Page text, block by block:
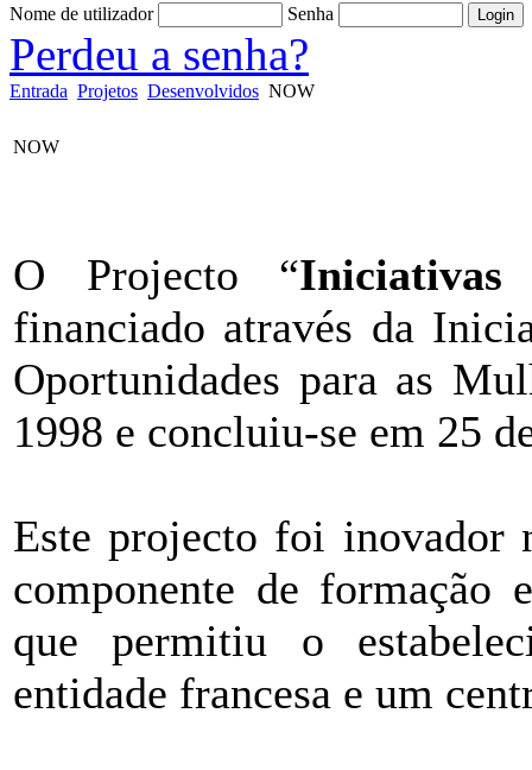
Nome de utilizador Senha
Perdeu a senha?
Entrada Projetos Desenvolvidos NOW
NOW
O Projecto “Iniciativas
financiado através da
Oportunidades para as
1998 e concluiu-se em 25
Este projecto foi inovador
componente de formação
que permitiu o
entidade francesa e um